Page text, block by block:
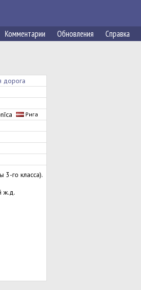
Комментарии Обновления Справка
дорога
Рига
3-го класса).
ж.д.